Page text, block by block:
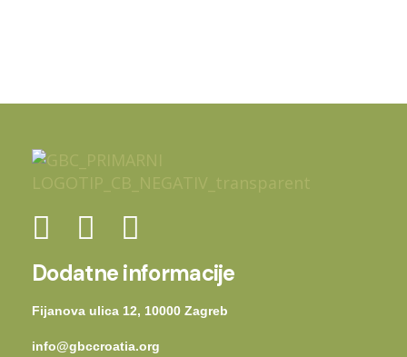
Dodatne informacije
Fijanova ulica 12, 10000 Zagreb
info@gbccroatia.org